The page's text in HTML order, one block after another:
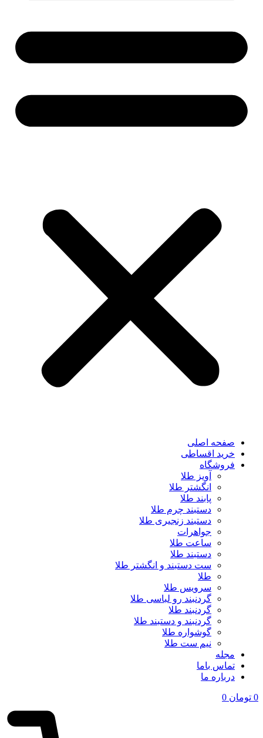
صفحه اصلی
خرید اقساطی
فروشگاه
آویز طلا
انگشتر طلا
پابند طلا
دستبند چرم طلا
دستبند زنجیری طلا
جواهرات
ساعت طلا
دستبند طلا
ست دستبند و انگشتر طلا
طلا
سرویس طلا
گردنبند رو لباسی طلا
گردنبند طلا
گردنبند و دستبند طلا
گوشواره طلا
نیم ست طلا
مجله
تماس باما
درباره ما
0 تومان 0